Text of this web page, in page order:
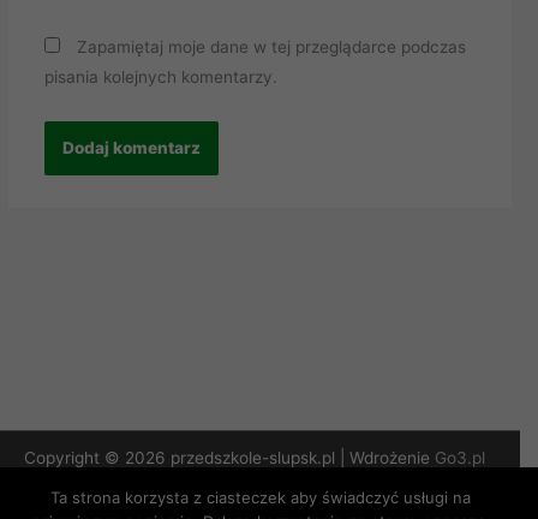
Zapamiętaj moje dane w tej przeglądarce podczas
pisania kolejnych komentarzy.
Copyright © 2026 przedszkole-slupsk.pl | Wdrożenie Go3.pl
Polityka Prywatności
Ta strona korzysta z ciasteczek aby świadczyć usługi na